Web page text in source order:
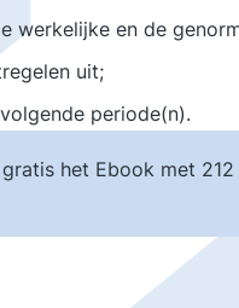
werkelijke en de
uit;
periode(n).
het Ebook met